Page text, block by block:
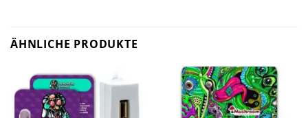
ÄHNLICHE PRODUKTE